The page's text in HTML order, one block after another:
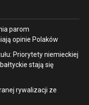
parom
opinie Polaków
Priorytety niemieckiej
stają się
rywalizacji ze